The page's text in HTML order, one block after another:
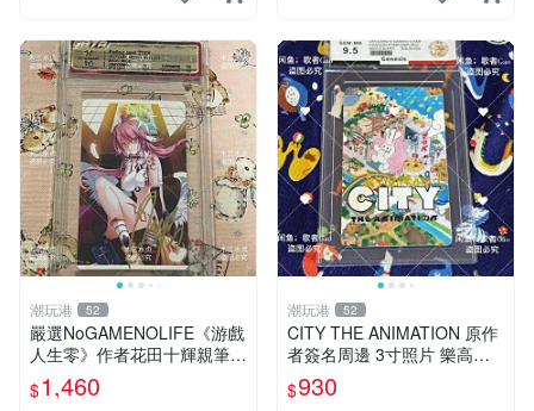
潮玩港 52
嚴選NoGAMENOLIFE《游戲
人生零》作者花田十輝親筆簽
名照片，3英寸真品收藏。簽
名經典角色周邊推薦收藏。
$1,460
潮玩港 52
CITY THE ANIMATION 原作
者簽名周邊 3寸照片 樂高卡
磚 自製限量版 nichijou city th
e animation 簽名照 卡
$930